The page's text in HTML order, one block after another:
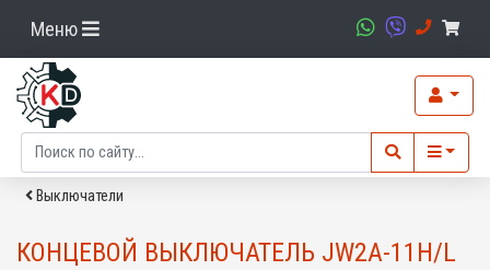
Меню
Выключатели
КОНЦЕВОЙ ВЫКЛЮЧАТЕЛЬ JW2A-11H/L